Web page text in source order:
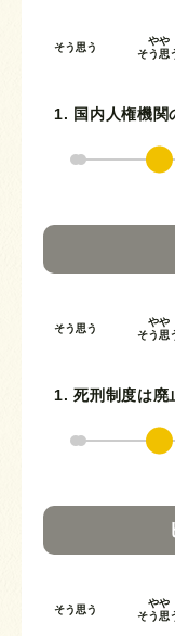
そう思う
やや
そう思
1. 国内人権機関
そう思う
やや
そう思
1. 死刑制度は廃
そう思う
やや
そう思